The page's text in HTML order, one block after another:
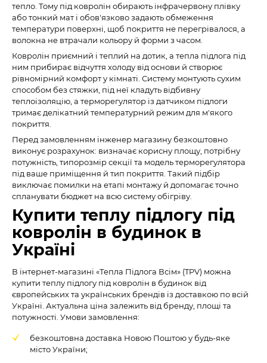
тепло. Тому під ковролін обирають інфрачервону плівку
або тонкий мат і обов'язково задають обмеження
температури поверхні, щоб покриття не перегрівалося, а
волокна не втрачали кольору й форми з часом.
Ковролін приємний і теплий на дотик, а тепла підлога під
ним прибирає відчуття холоду від основи й створює
рівномірний комфорт у кімнаті. Систему монтують сухим
способом без стяжки, під неї кладуть відбивну
теплоізоляцію, а терморегулятор із датчиком підлоги
тримає делікатний температурний режим для м'якого
покриття.
Перед замовленням інженер магазину безкоштовно
виконує розрахунок: визначає корисну площу, потрібну
потужність, типорозмір секції та модель терморегулятора
під ваше приміщення й тип покриття. Такий підбір
виключає помилки на етапі монтажу й допомагає точно
спланувати бюджет на всю систему обігріву.
Купити теплу підлогу під
ковролін в будинок в
Україні
В інтернет-магазині «Тепла Підлога Всім» (TPV) можна
купити теплу підлогу під ковролін в будинок від
європейських та українських брендів із доставкою по всій
Україні. Актуальна ціна залежить від бренду, площі та
потужності. Умови замовлення:
безкоштовна доставка Новою Поштою у будь-яке
місто України;